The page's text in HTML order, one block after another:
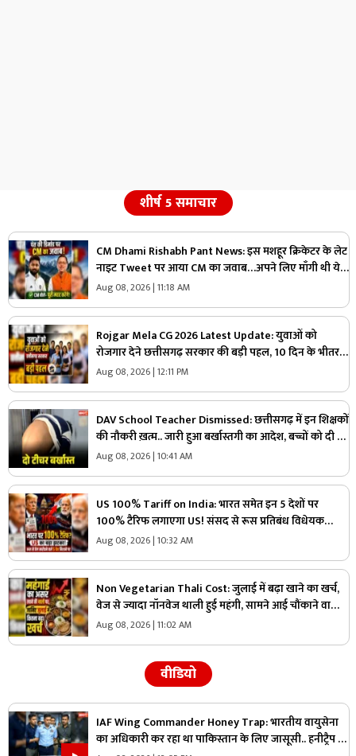
शीर्ष 5 समाचार
CM Dhami Rishabh Pant News: इस मशहूर क्रिकेटर के लेट
नाइट Tweet पर आया CM का जवाब…अपने लिए माँगी थी ये
खास चीज, जमकर वायरल हो रहा ये ऑनलाइन डिमांड
Aug 08, 2026 | 11:18 AM
Rojgar Mela CG 2026 Latest Update: युवाओं को
रोजगार देने छत्तीसगढ़ सरकार की बड़ी पहल, 10 दिन के भीतर
2000 से अधिक पदों पर होगी भर्ती, 20000 से अधिक मिलेगी
Aug 08, 2026 | 12:11 PM
DAV School Teacher Dismissed: छत्तीसगढ़ में इन शिक्षकों
की नौकरी ख़त्म.. जारी हुआ बर्खास्तगी का आदेश, बच्चों को दी थी
ये तालिबानी सजा
Aug 08, 2026 | 10:41 AM
US 100% Tariff on India: भारत समेत इन 5 देशों पर
100% टैरिफ लगाएगा US! संसद से रूस प्रतिबंध विधेयक
पारित, जानें भारत पर क्या असर होगा?
Aug 08, 2026 | 10:32 AM
Non Vegetarian Thali Cost: जुलाई में बढ़ा खाने का खर्च,
वेज से ज्यादा नॉनवेज थाली हुई महंगी, सामने आई चौंकाने वाली
वजह
Aug 08, 2026 | 11:02 AM
वीडियो
IAF Wing Commander Honey Trap: भारतीय वायुसेना
का अधिकारी कर रहा था पाकिस्तान के लिए जासूसी.. हनीट्रैप में